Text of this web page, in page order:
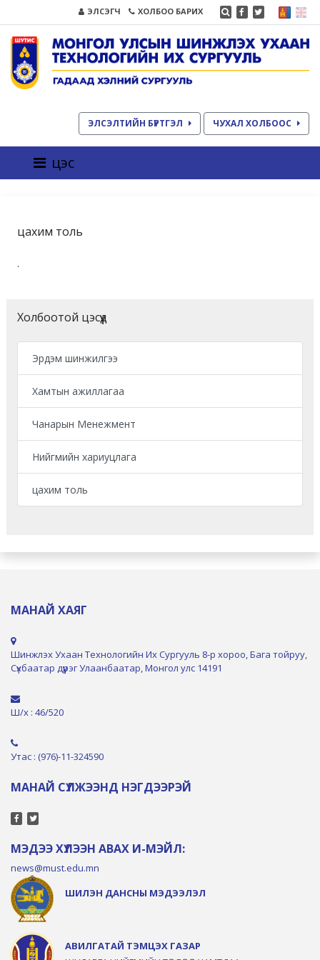
ЭЛСЭГЧ ХОЛБОО БАРИХ
ЭЛСЭЛТИЙН БҮРТГЭЛ ЧУХАЛ ХОЛБООС
цэс
цахим толь
.
Холбоотой цэсүүд
Эрдэм шинжилгээ
Хамтын ажиллагаа
Чанарын Менежмент
Нийгмийн хариуцлага
цахим толь
МАНАЙ ХАЯГ
Шинжлэх Ухаан Технологийн Их Сургууль 8-р хороо, Бага тойруу,
Сүхбаатар дүүрэг Улаанбаатар, Монгол улс 14191
Ш/х : 46/520
Утас : (976)-11-324590
МАНАЙ СҮЛЖЭЭНД НЭГДЭЭРЭЙ
МЭДЭЭ ХҮЛЭЭН АВАХ И-МЭЙЛ:
news@must.edu.mn
ШИЛЭН ДАНСНЫ МЭДЭЭЛЭЛ
АВИЛГАТАЙ ТЭМЦЭХ ГАЗАР